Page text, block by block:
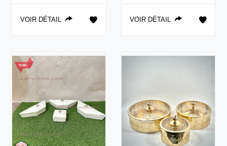
VOIR DÉTAIL VOIR DÉTAIL